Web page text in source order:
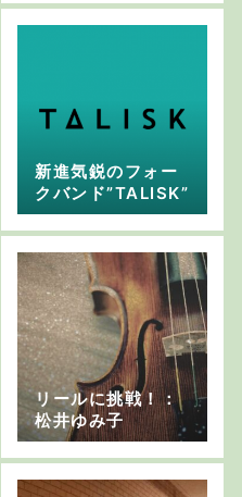
新進気鋭のフォー
クバンド”TALISK”
リールに挑戦！：
松井ゆみ子